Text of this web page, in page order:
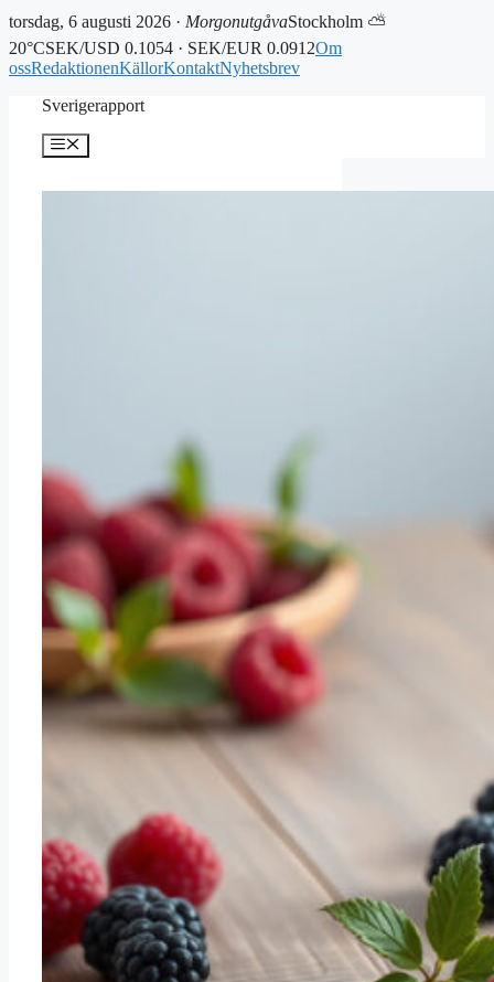
torsdag, 6 augusti 2026 · MorgonutgåvaStockholm ⛅
20°CSEK/USD 0.1054 · SEK/EUR 0.0912Om
ossRedaktionenKällorKontaktNyhetsbrev
Sverigerapport
Meny